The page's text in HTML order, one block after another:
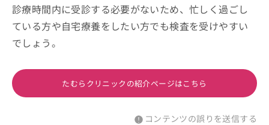
診療時間内に受診する必要がないため、忙しく過ごし
ている方や自宅療養をしたい方でも検査を受けやすい
でしょう。
たむらクリニックの紹介ページはこちら
コンテンツの誤りを送信する